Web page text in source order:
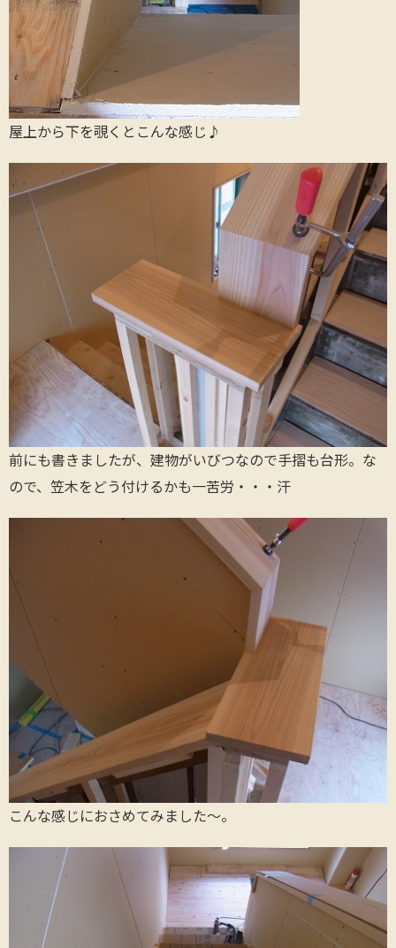
屋上から下を覗くとこんな感じ♪
前にも書きましたが、建物がいびつなので手摺も台形。な
ので、笠木をどう付けるかも一苦労・・・汗
こんな感じにおさめてみました～。